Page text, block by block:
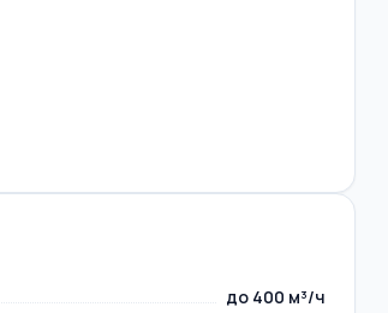
до 400 м³/ч